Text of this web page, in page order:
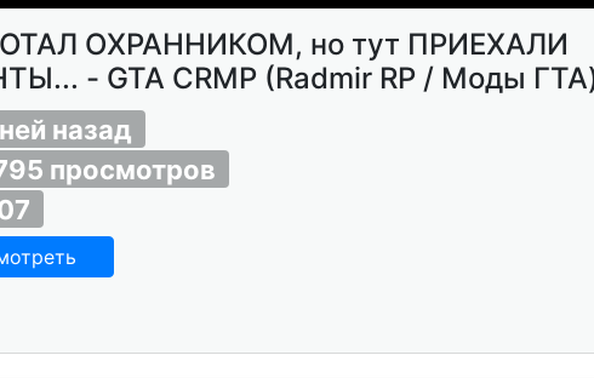
ОХРАННИКОМ, но тут ПРИЕХАЛИ
- GTA CRMP (Radmir RP / Моды
назад
просмотров